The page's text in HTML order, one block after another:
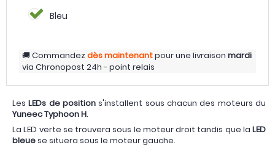
Bleu
Commandezdès maintenantpour une livraison mardi
via Chronopost 24h - point relais
LesLEDs de position s'installent sous chacun des moteurs du
Yuneec Typhoon H.
La LED verte se trouvera sous le moteur droit tandis que la LED
bleuese situera sous le moteur gauche.